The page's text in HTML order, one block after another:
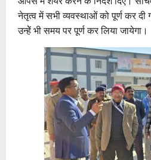
नेतृत्व में सभी व्यवस्थाओं को पूर्ण कर दी
उन्हेें भी समय पर पूर्ण कर लिया जायेगा।